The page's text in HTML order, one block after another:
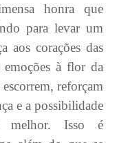
honra que
para levar um
aos corações das
emoções à flor da
reforçam
e a possibilidade
melhor. Isso é